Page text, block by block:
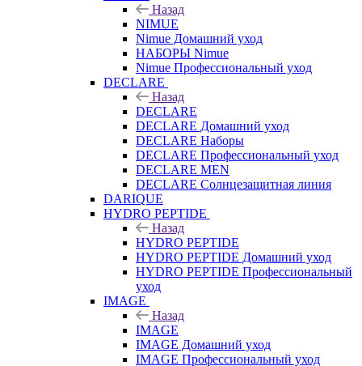
Назад
NIMUE
Nimue Домашний уход
НАБОРЫ Nimue
Nimue Профессиональный уход
DECLARE
Назад
DECLARE
DECLARE Домашний уход
DECLARE Наборы
DECLARE Профессиональный уход
DECLARE MEN
DECLARE Солнцезащитная линия
DARIQUE
HYDRO PEPTIDE
Назад
HYDRO PEPTIDE
HYDRO PEPTIDE Домашний уход
HYDRO PEPTIDE Профессиональный
уход
IMAGE
Назад
IMAGE
IMAGE Домашний уход
IMAGE Профессиональный уход